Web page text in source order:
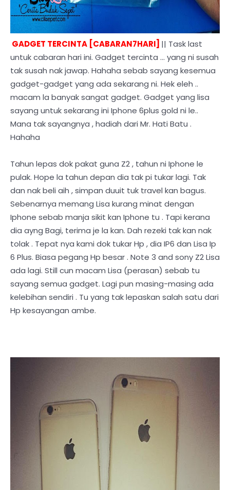
GADGET TERCINTA [CABARAN7HARI] || Task last
untuk cabaran hari ini. Gadget tercinta ... yang ni susah
tak susah nak jawap. Hahaha sebab sayang kesemua
gadget-gadget yang ada sekarang ni. Hek eleh ..
macam la banyak sangat gadget. Gadget yang lisa
sayang untuk sekarang ini Iphone 6plus gold ni le..
Mana tak sayangnya , hadiah dari Mr. Hati Batu .
Hahaha
Tahun lepas dok pakat guna Z2 , tahun ni Iphone le
pulak. Hope la tahun depan dia tak pi tukar lagi. Tak
dan nak beli aih , simpan duuit tuk travel kan bagus.
Sebenarnya memang Lisa kurang minat dengan
Iphone sebab manja sikit kan Iphone tu . Tapi kerana
dia ayng Bagi, terima je la kan. Dah rezeki tak kan nak
tolak . Tepat nya kami dok tukar Hp , dia IP6 dan Lisa Ip
6 Plus. Biasa pegang Hp besar . Note 3 and sony Z2 Lisa
ada lagi. Still cun macam Lisa (perasan) sebab tu
sayang semua gadget. Lagi pun masing-masing ada
kelebihan sendiri . Tu yang tak lepaskan salah satu dari
Hp kesayangan ambe.